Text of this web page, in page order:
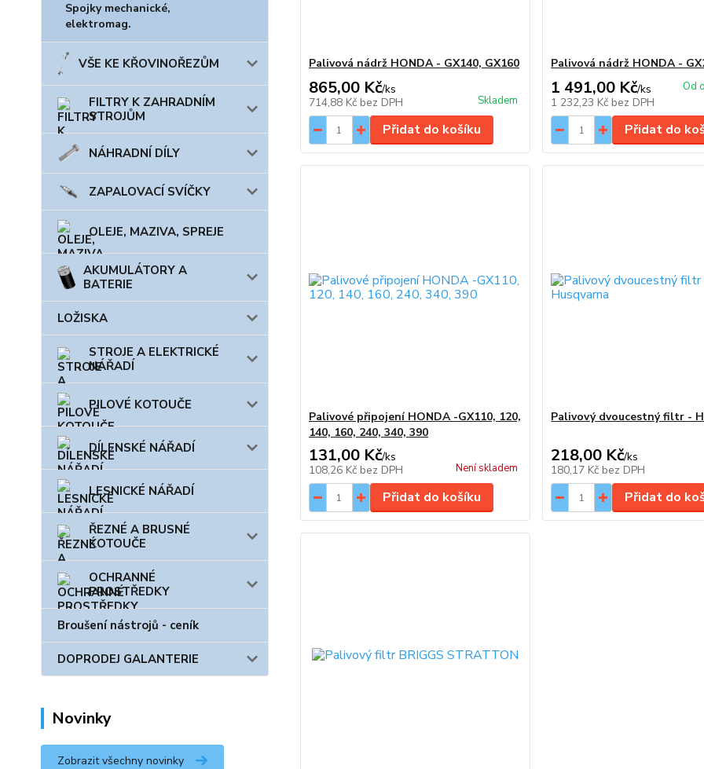
Spojky mechanické,
elektromag.
VŠE KE KŘOVINOŘEZŮM
FILTRY K ZAHRADNÍM
STROJŮM
NÁHRADNÍ DÍLY
ZAPALOVACÍ SVÍČKY
OLEJE, MAZIVA, SPREJE
AKUMULÁTORY A
BATERIE
LOŽISKA
STROJE A ELEKTRICKÉ
NÁŘADÍ
PILOVÉ KOTOUČE
DÍLENSKÉ NÁŘADÍ
LESNICKÉ NÁŘADÍ
ŘEZNÉ A BRUSNÉ
KOTOUČE
OCHRANNÉ
PROSTŘEDKY
Broušení nástrojů - ceník
DOPRODEJ GALANTERIE
Novinky
Zobrazit všechny novinky
Palivová nádrž HONDA - GX140, GX160
865,00 Kč/ks
714,88 Kč bez DPH Skladem
Přidat do košíku
Palivová nádrž HONDA -
1 491,00 Kč/ks
1 232,23 Kč bez DPH
Od
Přidat do
Palivové připojení HONDA -GX110, 120,
140, 160, 240, 340, 390
131,00 Kč/ks
108,26 Kč bez DPH Není skladem
Přidat do košíku
Palivový dvoucestný filtr -
218,00 Kč/ks
180,17 Kč bez DPH
Přidat do